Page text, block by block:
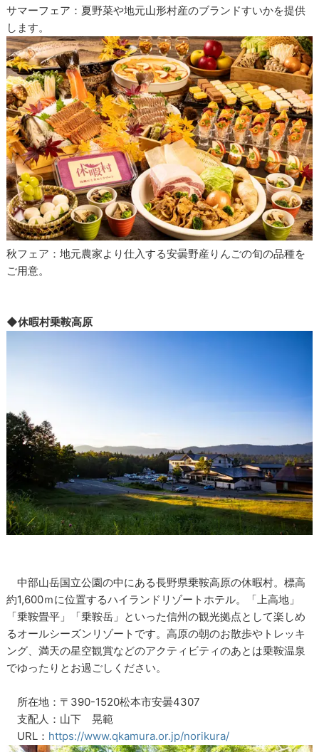
サマーフェア：夏野菜や地元山形村産のブランドすいかを提供
します。
秋フェア：地元農家より仕入する安曇野産りんごの旬の品種を
ご用意。
◆休暇村乗鞍高原
中部山岳国立公園の中にある長野県乗鞍高原の休暇村。標高
約1,600ｍに位置するハイランドリゾートホテル。「上高地」
「乗鞍畳平」「乗鞍岳」といった信州の観光拠点として楽しめ
るオールシーズンリゾートです。高原の朝のお散歩やトレッキ
ング、満天の星空観賞などのアクティビティのあとは乗鞍温泉
でゆったりとお過ごしください。
所在地：〒390-1520松本市安曇4307
支配人：山下 晃範
URL： https://www.qkamura.or.jp/norikura/